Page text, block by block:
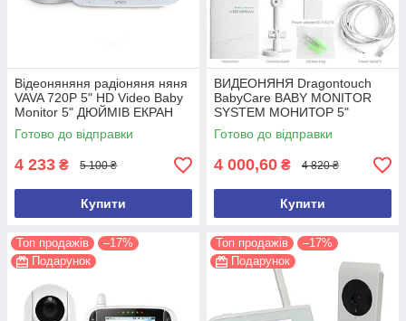
Відеоняняня радіоняня няня
VAVA 720P 5" HD Video Baby
Monitor 5" ДЮЙМІВ ЕКРАН
Готово до відправки
4 233 ₴ 5 100 ₴
Купити
ВИДЕОНЯНЯ Dragontouch
BabyCare BABY MONITOR
SYSTEM МОНИТОР 5"
Готово до відправки
4 000,60 ₴ 4 820 ₴
Купити
Топ продажів
–17%
Подарунок
Топ продажів
–17%
Подарунок